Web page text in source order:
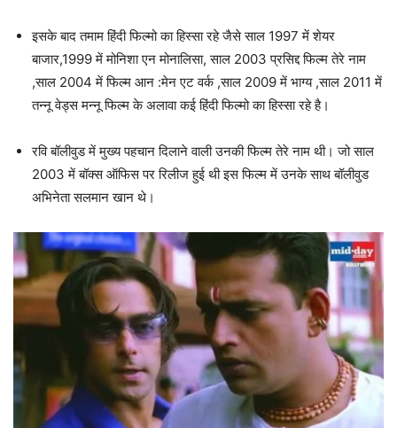
इसके बाद तमाम हिंदी फिल्मो का हिस्सा रहे जैसे साल 1997 में शेयर
बाजार,1999 में मोनिशा एन मोनालिसा, साल 2003 प्रसिद्द फिल्म तेरे नाम
,साल 2004 में फिल्म आन :मेन एट वर्क ,साल 2009 में भाग्य ,साल 2011 में
तन्नू वेड्स मन्नू फिल्म के अलावा कई हिंदी फिल्मो का हिस्सा रहे है।
रवि बॉलीवुड में मुख्य पहचान दिलाने वाली उनकी फिल्म तेरे नाम थी। जो साल
2003 में बॉक्स ऑफिस पर रिलीज हुई थी इस फिल्म में उनके साथ बॉलीवुड
अभिनेता सलमान खान थे।